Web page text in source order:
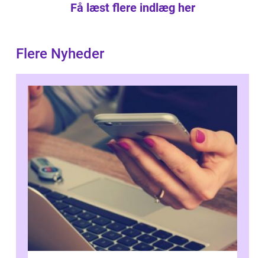
Få læst flere indlæg her
Flere Nyheder